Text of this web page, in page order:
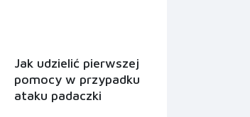
Jak udzielić pierwszej
pomocy w przypadku
ataku padaczki